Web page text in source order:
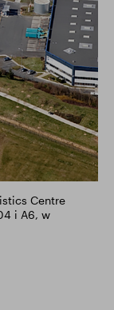
Centre
i A6, w